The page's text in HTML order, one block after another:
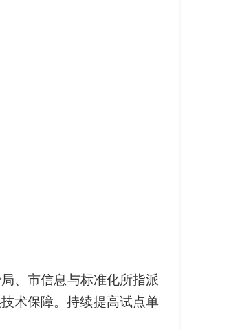
、市信息与标准化所指派
术保障。持续提高试点单